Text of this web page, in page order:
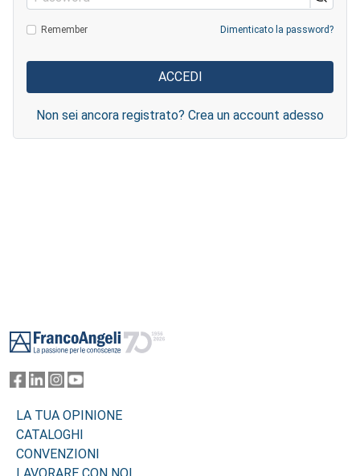
Remember Dimenticato la password?
Non sei ancora registrato? Crea un account adesso
LA TUA OPINIONE
CATALOGHI
CONVENZIONI